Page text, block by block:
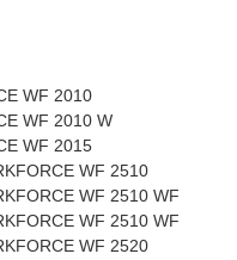
WF 2010
WF 2010 W
WF 2015
WF 2510
WF 2510 WF
WF 2510 WF
WF 2520